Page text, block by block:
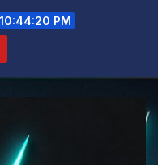
10:44:21 PM